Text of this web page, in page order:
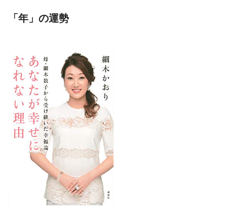
「年」の運勢